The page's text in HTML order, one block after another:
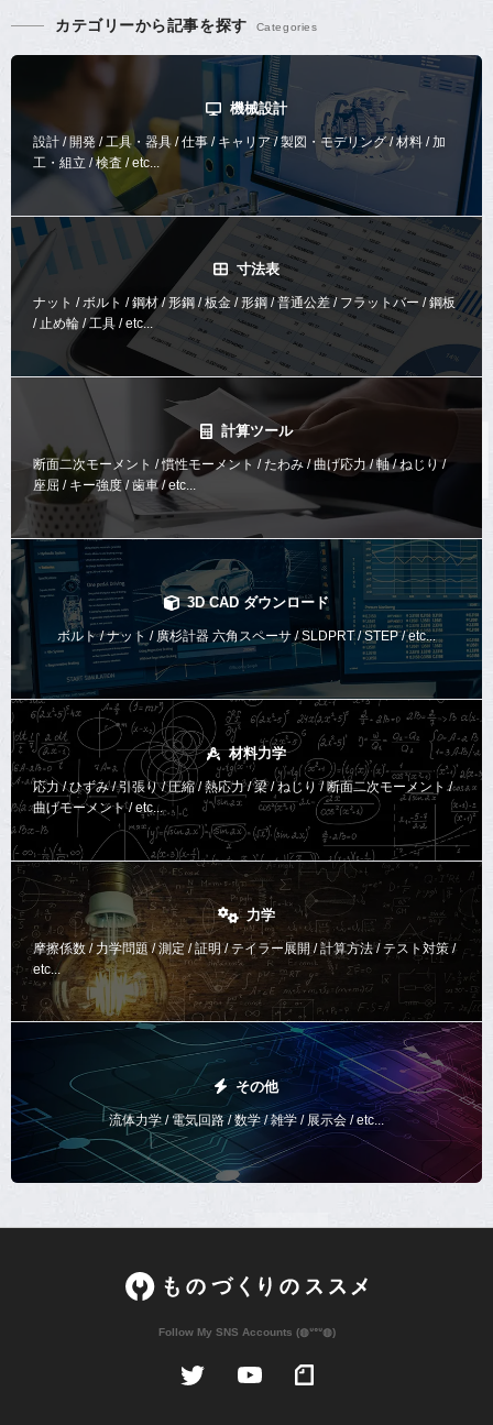
カテゴリーから記事を探す
機械設計
設計 / 開発 / 工具・器具 / 仕事 / キャリア / 製図・モデリング / 材料 / 加
工・組立 / 検査 / etc...
寸法表
ナット / ボルト / 鋼材 / 形鋼 / 板金 / 形鋼 / 普通公差 / フラットバー / 鋼板
/ 止め輪 / 工具 / etc...
計算ツール
断面二次モーメント / 慣性モーメント / たわみ / 曲げ応力 / 軸 / ねじり /
座屈 / キー強度 / 歯車 / etc...
3D CAD ダウンロード
ボルト / ナット / 廣杉計器 六角スペーサ / SLDPRT / STEP / etc...
材料力学
応力 / ひずみ / 引張り / 圧縮 / 熱応力 / 梁 / ねじり / 断面二次モーメント /
曲げモーメント /etc...
力学
摩擦係数 / 力学問題 / 測定 / 証明 / テイラー展開 / 計算方法 /テスト対策 /
etc...
その他
流体力学 / 電気回路 / 数学 / 雑学 / 展示会 / etc...
Follow My SNS Accounts (◍ᐡᐤᐡ◍)